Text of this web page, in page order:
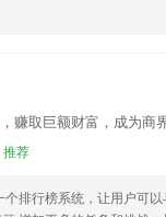
赚取巨额财富，成为商
推荐
个排行榜系统，让用户可